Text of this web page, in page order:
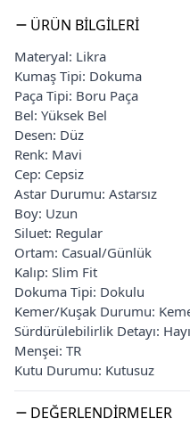
ÜRÜN BILGILERI
Materyal: Likra
Kumaş Tipi: Dokuma
Paça Tipi: Boru Paça
Bel: Yüksek Bel
Desen: Düz
Renk: Mavi
Cep: Cepsiz
Astar Durumu: Astarsız
Boy: Uzun
Siluet: Regular
Ortam: Casual/Günlük
Kalıp: Slim Fit
Dokuma Tipi: Dokulu
Kemer/Kuşak Durumu:
Sürdürülebilirlik Detayı:
Menşei: TR
Kutu Durumu: Kutusuz
DEĞERLENDIRMELER